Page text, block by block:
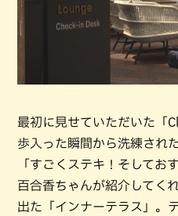
最初に見せていただいた「
歩入った瞬間から洗練され
「すごくステキ！そしてお
百合香ちゃんが紹介してく
出た「インナーテラス」。